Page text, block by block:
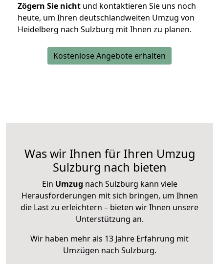
Zögern Sie nicht und kontaktieren Sie uns noch
heute, um Ihren deutschlandweiten Umzug von
Heidelberg nach Sulzburg mit Ihnen zu planen.
Kostenlose Angebote erhalten
Was wir Ihnen für Ihren Umzug
Sulzburg nach bieten
Ein Umzug nach Sulzburg kann viele
Herausforderungen mit sich bringen, um Ihnen
die Last zu erleichtern – bieten wir Ihnen unsere
Unterstützung an.
Wir haben mehr als 13 Jahre Erfahrung mit
Umzügen nach Sulzburg.